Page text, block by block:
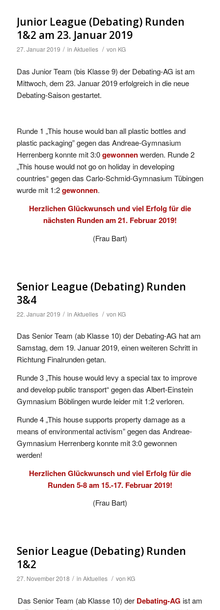
Junior League (Debating) Runden
1&2 am 23. Januar 2019
27. Januar 2019 / in Aktuelles / von KG
Das Junior Team (bis Klasse 9) der Debating-AG ist am
Mittwoch, dem 23. Januar 2019 erfolgreich in die neue
Debating-Saison gestartet.
Runde 1 „This house would ban all plastic bottles and
plastic packaging” gegen das Andreae-Gymnasium
Herrenberg konnte mit 3:0gewonnenwerden. Runde 2
„This house would not go on holiday in developing
countries“ gegen das Carlo-Schmid-Gymnasium Tübingen
wurde mit 1:2gewonnen.
Herzlichen Glückwunsch und viel Erfolg für die
nächsten Runden am 21. Februar 2019!
(Frau Bart)
Senior League (Debating) Runden
3&4
22. Januar 2019 / in Aktuelles / von KG
Das Senior Team (ab Klasse 10) der Debating-AG hat am
Samstag, dem 19. Januar 2019, einen weiteren Schritt in
Richtung Finalrunden getan.
Runde 3 „This house would levy a special tax to improve
and develop public transport“ gegen das Albert-Einstein
Gymnasium Böblingen wurde leider mit 1:2 verloren.
Runde 4 „This house supports property damage as a
means of environmental activism” gegen das Andreae-
Gymnasium Herrenberg konnte mit 3:0 gewonnen
werden!
Herzlichen Glückwunsch und viel Erfolg für die
Runden 5-8 am 15.-17. Februar 2019!
(Frau Bart)
Senior League (Debating) Runden
1&2
27. November 2018 / in Aktuelles / von KG
Das Senior Team (ab Klasse 10) der Debating-AG ist am